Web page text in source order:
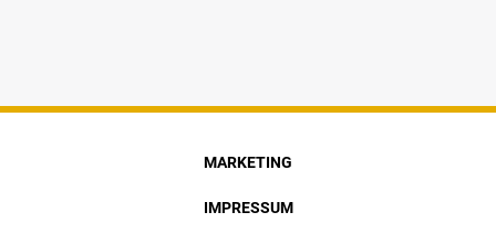
MARKETING
IMPRESSUM